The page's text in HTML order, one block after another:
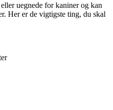
uegnede for kaniner og kan
Her er de vigtigste ting, du skal